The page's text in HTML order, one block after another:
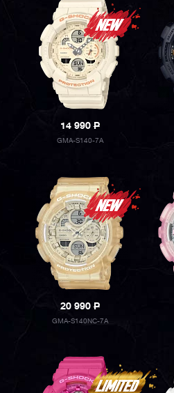
14 990P
GMA-S140-7A
20 990P
GMA-S140NC-7A